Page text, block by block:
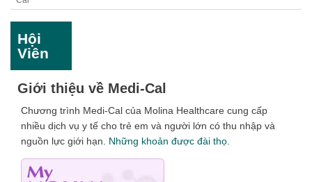
Hội
Viên
Giới thiệu về Medi-Cal
Chương trình Medi-Cal của Molina Healthcare cung cấp
nhiều dịch vụ y tế cho trẻ em và người lớn có thu nhập và
nguồn lực giới hạn. Những khoản được đài thọ.